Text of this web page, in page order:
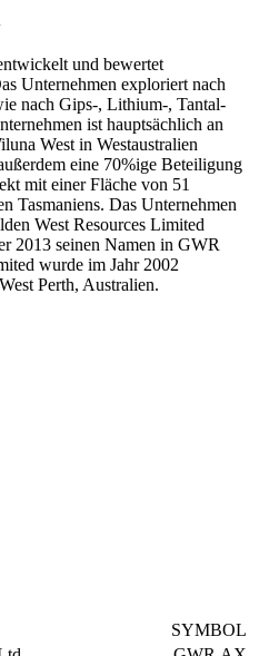
und bewertet
Unternehmen exploriert nach
nach Gips-, Lithium-, Tantal-
ist hauptsächlich an
West in Westaustralien
eine 70%ige Beteiligung
mit einer Fläche von 51
Tasmaniens. Das Unternehmen
West Resources Limited
2013 seinen Namen in GWR
wurde im Jahr 2002
Perth, Australien.
SYMBOL